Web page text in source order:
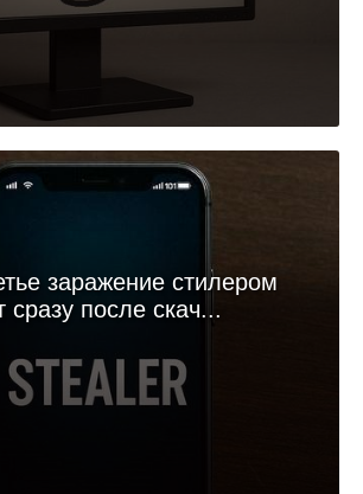
заражение стилером
сразу после скач...